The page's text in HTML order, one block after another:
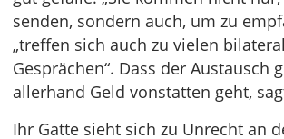
senden, sondern auch, um zu
„treffen sich auch zu vielen
Gesprächen“. Dass der Austausch
allerhand Geld vonstatten geht,
Ihr Gatte sieht sich zu Unrecht an